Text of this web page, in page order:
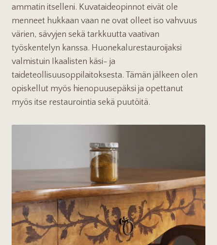
ammatin itselleni. Kuvataideopinnot eivät ole
menneet hukkaan vaan ne ovat olleet iso vahvuus
värien, sävyjen sekä tarkkuutta vaativan
työskentelyn kanssa. Huonekalurestauroijaksi
valmistuin Ikaalisten käsi- ja
taideteollisuusoppilaitoksesta. Tämän jälkeen olen
opiskellut myös hienopuusepäksi ja opettanut
myös itse restaurointia sekä puutöitä.